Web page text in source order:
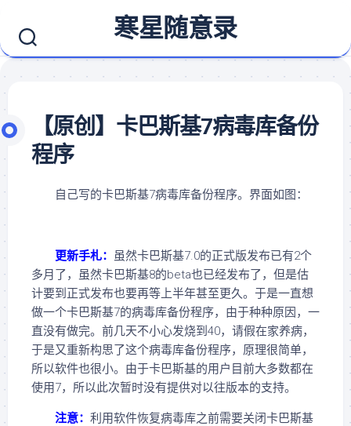
content
寒星随意录
【原创】卡巴斯基7病毒库备份
程序
自己写的卡巴斯基7病毒库备份程序。界面如图：
更新手札：
虽然卡巴斯基7.0的正式版发布已有2个
多月了，虽然卡巴斯基8的beta也已经发布了，但是估
计要到正式发布也要再等上半年甚至更久。于是一直想
做一个卡巴斯基7的病毒库备份程序，由于种种原因，一
直没有做完。前几天不小心发烧到40，请假在家养病，
于是又重新构思了这个病毒库备份程序，原理很简单，
所以软件也很小。由于卡巴斯基的用户目前大多数都在
使用7，所以此次暂时没有提供对以往版本的支持。
注意： 利用软件恢复病毒库之前需要关闭卡巴斯基